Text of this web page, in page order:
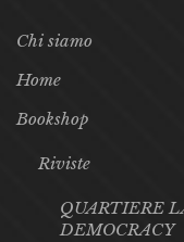
Chi siamo
Home
Bookshop
Riviste
QUARTIERE
DEMOCRACY